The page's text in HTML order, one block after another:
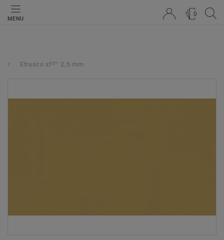
MENU
0
Etrusco xf²™ 2,5 mm